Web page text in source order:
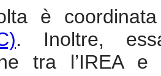
è
. Inoltre,
tra l’IREA e